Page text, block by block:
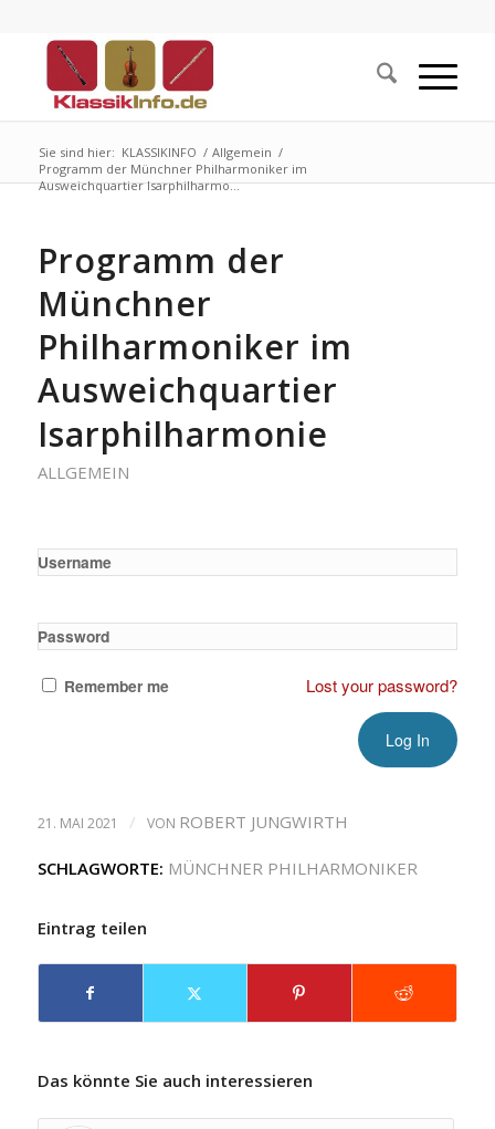
Sie sind hier: KLASSIKINFO / Allgemein /
Programm der Münchner Philharmoniker im
Ausweichquartier Isarphilharmo...
Programm der
Münchner
Philharmoniker im
Ausweichquartier
Isarphilharmonie
ALLGEMEIN
Username
Password
Remember me Lost your password?
21. MAI 2021 / VON ROBERT JUNGWIRTH
SCHLAGWORTE: MÜNCHNER PHILHARMONIKER
Eintrag teilen
Das könnte Sie auch interessieren